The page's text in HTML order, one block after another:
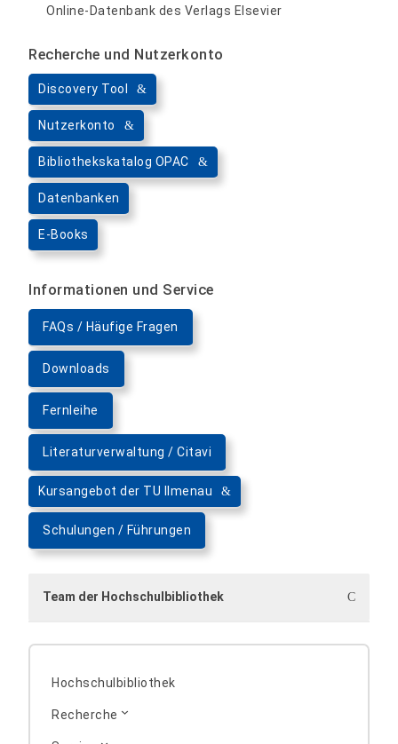
Online-Datenbank des Verlags Elsevier
Recherche und Nutzerkonto
Discovery Tool
Nutzerkonto
Bibliothekskatalog OPAC
Datenbanken
E-Books
Informationen und Service
FAQs / Häufige Fragen
Downloads
Fernleihe
Literaturverwaltung / Citavi
Kursangebot der TU Ilmenau
Schulungen / Führungen
Team der Hochschulbibliothek
Simone Penzler
Hochschulbibliothek
Recherche